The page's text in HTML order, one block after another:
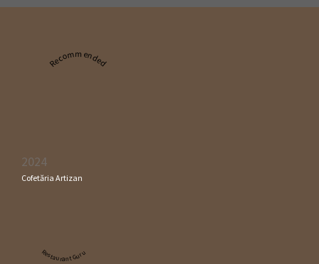
Recommended
2024
Cofetăria Artizan
Restaurant Guru